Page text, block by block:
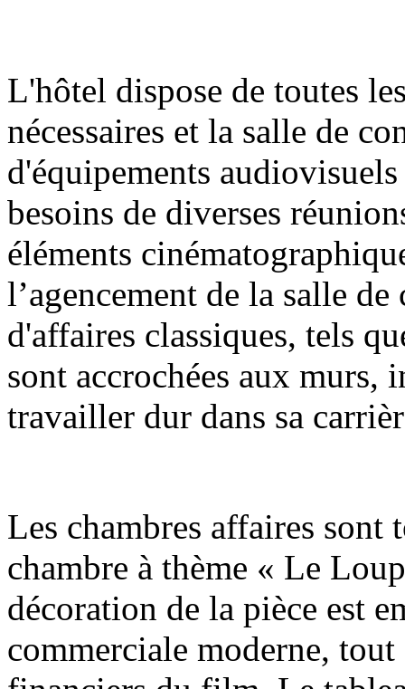
L'hôtel dispose de toutes
nécessaires et la salle de
d'équipements
besoins de diverses
éléments
l’agencement de la salle
d'affaires classiques, tels
sont accrochées aux murs,
travailler dur dans sa
Les chambres affaires sont
chambre à thème « Le
décoration de la pièce est
commerciale moderne,